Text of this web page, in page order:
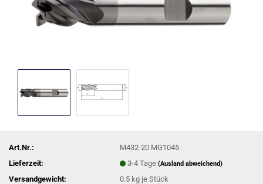
Art.Nr.:
M432-20 MG1045
Lieferzeit:
3-4 Tage(Ausland abweichend)
Versandgewicht: 0.5 kg je Stück